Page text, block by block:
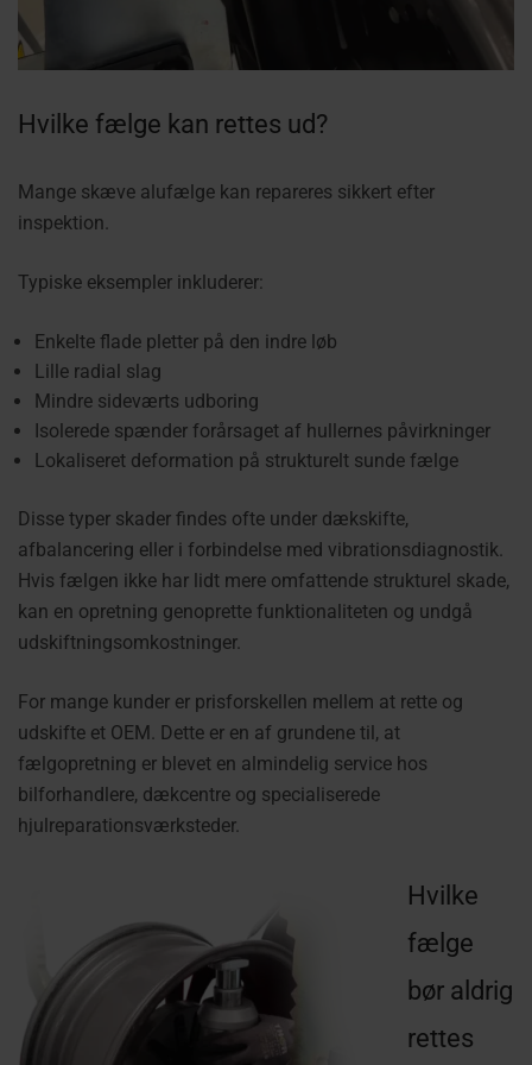
Hvilke fælge kan rettes ud?
Mange skæve alufælge kan repareres sikkert efter
inspektion.
Typiske eksempler inkluderer:
Enkelte flade pletter på den indre løb
Lille radial slag
Mindre sideværts udboring
Isolerede spænder forårsaget af hullernes påvirkninger
Lokaliseret deformation på strukturelt sunde fælge
Disse typer skader findes ofte under dækskifte,
afbalancering eller i forbindelse med vibrationsdiagnostik.
Hvis fælgen ikke har lidt mere omfattende strukturel skade,
kan en opretning genoprette funktionaliteten og undgå
udskiftningsomkostninger.
For mange kunder er prisforskellen mellem at rette og
udskifte et OEM. Dette er en af grundene til, at
fælgopretning er blevet en almindelig service hos
bilforhandlere, dækcentre og specialiserede
hjulreparationsværksteder.
Hvilke
fælge
bør aldrig
rettes